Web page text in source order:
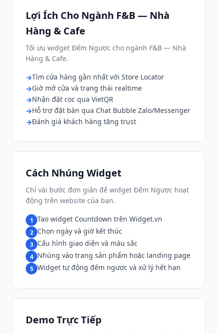
Lợi Ích Cho Ngành F&B — Nhà
Hàng & Cafe
Tối ưu widget Đếm Ngược cho ngành F&B — Nhà
Hàng & Cafe.
Tìm cửa hàng gần nhất với Store Locator
Giờ mở cửa và trạng thái realtime
Nhận đặt cọc qua VietQR
Hỗ trợ đặt bàn qua Chat Bubble Zalo/Messenger
Đánh giá khách hàng tăng trust
Cách Nhúng Widget
Chỉ vài bước đơn giản để widget Đếm Ngược hoạt
động trên website của bạn.
1 Tạo widget Countdown trên Widget.vn
2 Chọn ngày và giờ kết thúc
3 Cấu hình giao diện và màu sắc
4 Nhúng vào trang sản phẩm hoặc landing page
5 Widget tự động đếm ngược và xử lý hết hạn
Demo Trực Tiếp